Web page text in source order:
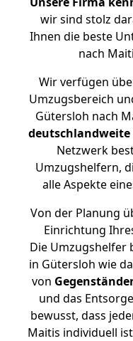
wir sind stolz
Ihnen die beste
nach
Wir verfügen
Umzugsbereich
Gütersloh nach
deutschlandweite
Netzwerk
Umzugshelfern,
alle Aspekte
Von der Planung
Einrichtung
Die Umzugshelfer
in Gütersloh wie
von
und das
bewusst, dass
Maitis individuell